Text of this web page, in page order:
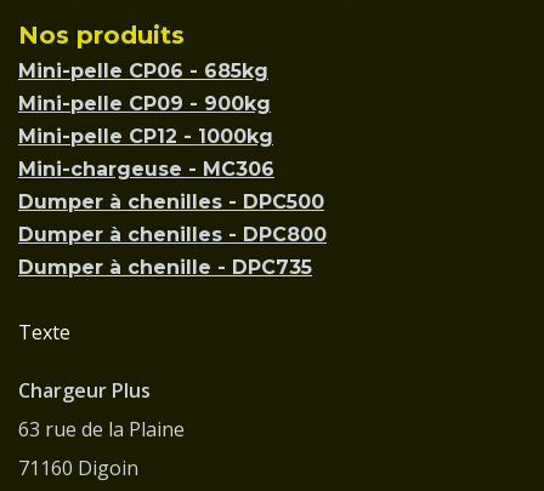
Nos produits
Mini-pelle CP06 - 685kg
Mini-pelle CP09 - 900kg
Mini-pelle CP12 - 1000kg
Mini-chargeuse - MC306
Dumper à chenilles - DPC500
Dumper à chenilles - DPC800
Dumper à chenille - DPC735
Texte
Chargeur Plus
63 rue de la Plaine
71160 Digoin